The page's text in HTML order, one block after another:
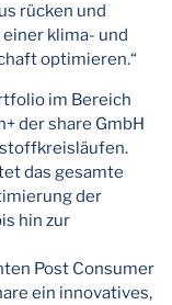
rücken und
klima- und
optimieren.“
im Bereich
der share GmbH
das gesamte
der
hin zur
Post Consumer
ein innovatives,